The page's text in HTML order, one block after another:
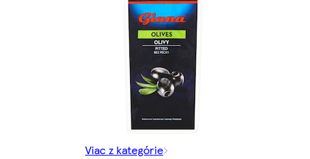
Viac z kategórie